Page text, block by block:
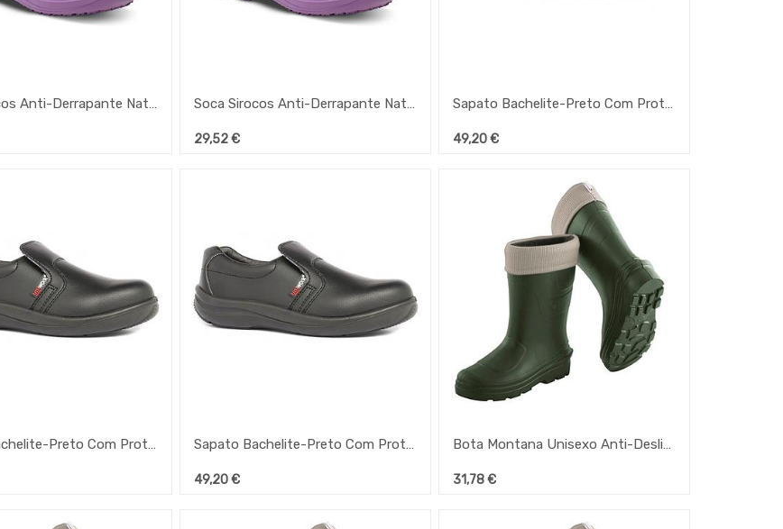
Soca Sirocos Anti-Derrapante Naturlfy Rosa Nº36 Soca Sirocos Anti-Derrapante Naturlfy Rosa Nº35
29,52€
Sapato Bachelite-Preto Com Proteção Nº44
49,20€
Sapato Bachelite-Preto Com Proteção Nº43 Sapato Bachelite-Preto Com Proteção Nº42
49,20€
Bota Montana Unisexo Anti-Deslizantes Nº42
31,78€